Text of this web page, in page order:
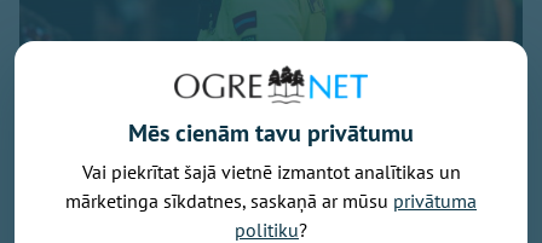
Foto: Valsts policija / Liene Ozola
Šogad Valsts policijā (VP) fiksēti pieci
Mēs cienām tavu privātumu
Vai piekrītat šajā vietnē izmantot analītikas un
mārketinga sīkdatnes, saskaņā ar mūsu privātuma
politiku?